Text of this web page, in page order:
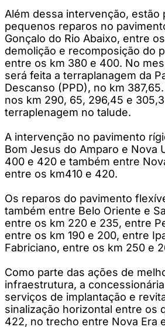
Além dessa intervenção, estão
pequenos reparos no
Gonçalo do Rio Abaixo, entre
demolição e recomposição do
entre os km 380 e 400. No
será feita a terraplanagem da
Descanso (PPD), no km
nos km 290, 65, 296,45 e
terraplenagem no talude.
A intervenção no pavimento
Bom Jesus do Amparo e Nova
400 e 420 e também entre
entre os km410 e 420.
Os reparos do pavimento
também entre Belo Oriente e
entre os km 220 e 235, entre
entre os km 190 e 200, entre
Fabriciano, entre os km 250 e
Como parte das ações de
infraestrutura, a
serviços de implantação e
sinalização horizontal entre os
422, no trecho entre Nova Era